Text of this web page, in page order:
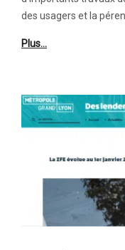
des usagers et la
Plus…